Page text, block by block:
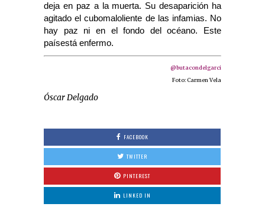
deja en paz a la muerta. Su desaparición ha
agitado el cubomaloliente de las infamias. No
hay paz ni en el fondo del océano. Este
paísestá enfermo.
@butacondelgarci
Foto: Carmen Vela
Óscar Delgado
FACEBOOK
TWITTER
PINTEREST
LINKED IN